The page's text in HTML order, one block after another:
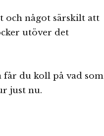
och något särskilt att
utöver det
får du koll på vad som
just nu.